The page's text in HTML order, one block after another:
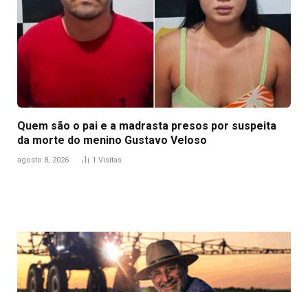
Quem são o pai e a madrasta presos por suspeita
da morte do menino Gustavo Veloso
agosto 8, 2026 1 Visitas